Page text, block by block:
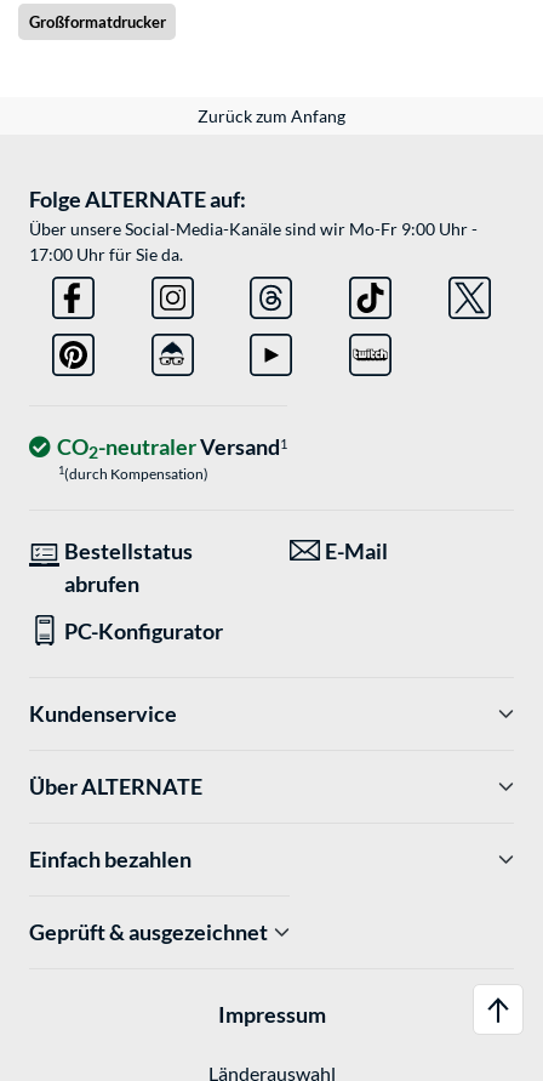
Großformatdrucker
Zurück zum Anfang
Folge ALTERNATE auf:
Über unsere Social-Media-Kanäle sind wir Mo-Fr 9:00 Uhr -
17:00 Uhr für Sie da.
CO2-neutralerVersand1
1(durch Kompensation)
Bestellstatus
abrufen
E-Mail
PC-Konfigurator
Kundenservice
Über ALTERNATE
Einfach bezahlen
Geprüft & ausgezeichnet
Impressum
Länderauswahl